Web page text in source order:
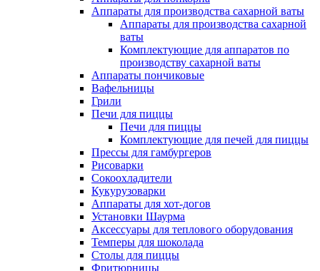
Аппараты для производства сахарной ваты
Аппараты для производства сахарной
ваты
Комплектующие для аппаратов по
производству сахарной ваты
Аппараты пончиковые
Вафельницы
Грили
Печи для пиццы
Печи для пиццы
Комплектующие для печей для пиццы
Прессы для гамбургеров
Рисоварки
Сокоохладители
Кукурузоварки
Аппараты для хот-догов
Установки Шаурма
Аксессуары для теплового оборудования
Темперы для шоколада
Столы для пиццы
Фритюрницы